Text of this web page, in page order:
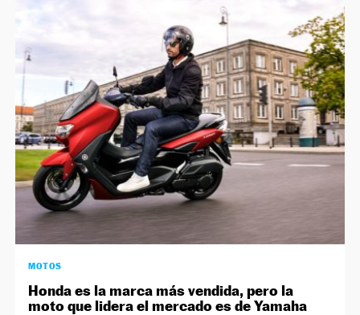
MOTOS
Honda es la marca más vendida, pero la
moto que lidera el mercado es de Yamaha